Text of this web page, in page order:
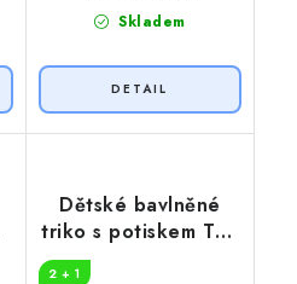
Skladem
Dětské bavlněné
triko s potiskem Tep
2 + 1